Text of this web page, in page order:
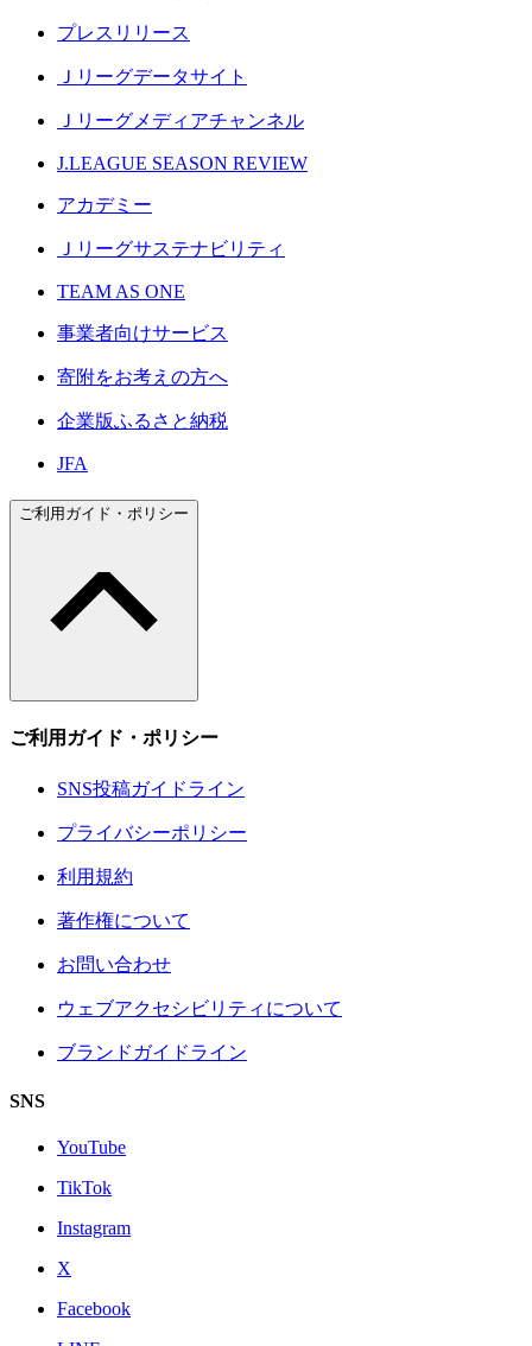
プレスリリース
Ｊリーグデータサイト
Ｊリーグメディアチャンネル
J.LEAGUE SEASON REVIEW
アカデミー
Ｊリーグサステナビリティ
TEAM AS ONE
事業者向けサービス
寄附をお考えの方へ
企業版ふるさと納税
JFA
ご利用ガイド・ポリシー
ご利用ガイド・ポリシー
SNS投稿ガイドライン
プライバシーポリシー
利用規約
著作権について
お問い合わせ
ウェブアクセシビリティについて
ブランドガイドライン
SNS
YouTube
TikTok
Instagram
X
Facebook